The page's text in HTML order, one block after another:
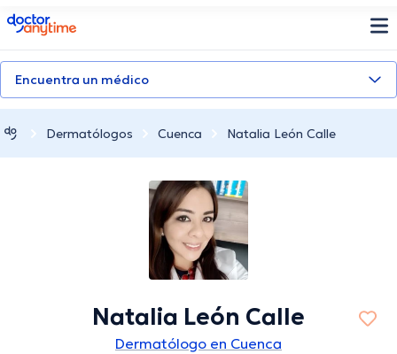
doctoranytime
Encuentra un médico
Dermatólogos Cuenca Natalia León Calle
Natalia León Calle
Dermatólogo en Cuenca